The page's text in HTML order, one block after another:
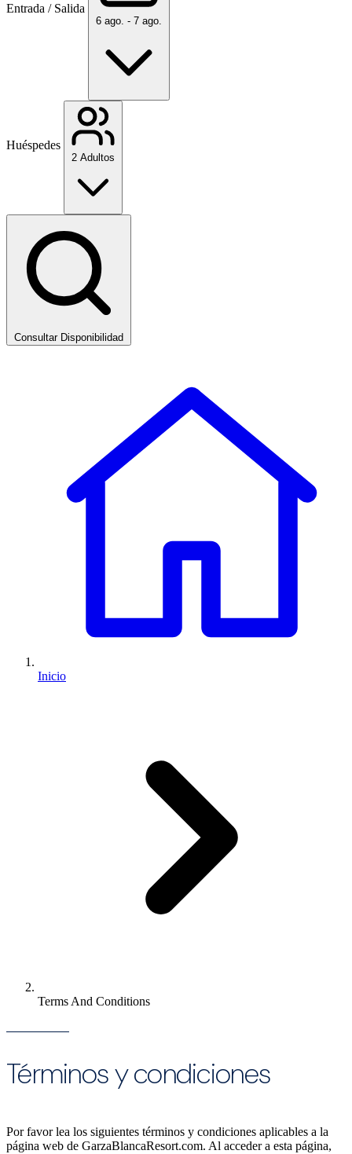
Entrada / Salida
6 ago. - 7 ago.
Huéspedes
2 Adultos
Consultar Disponibilidad
Inicio
Terms And Conditions
Términos y condiciones
Por favor lea los siguientes términos y condiciones aplicables a la
página web de GarzaBlancaResort.com. Al acceder a esta página,